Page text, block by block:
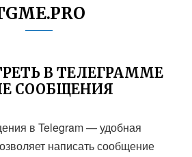
В ТЕЛЕГРАММЕ
СООБЩЕНИЯ
в Telegram — удобная
написать сообщение